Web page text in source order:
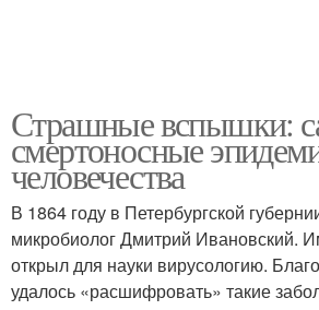
Страшные вспышки:
смертоносные
человечества
В 1864 году в Петербургской
микробиолог Дмитрий Ивановский.
открыл для науки вирусологию.
удалось «расшифровать» такие